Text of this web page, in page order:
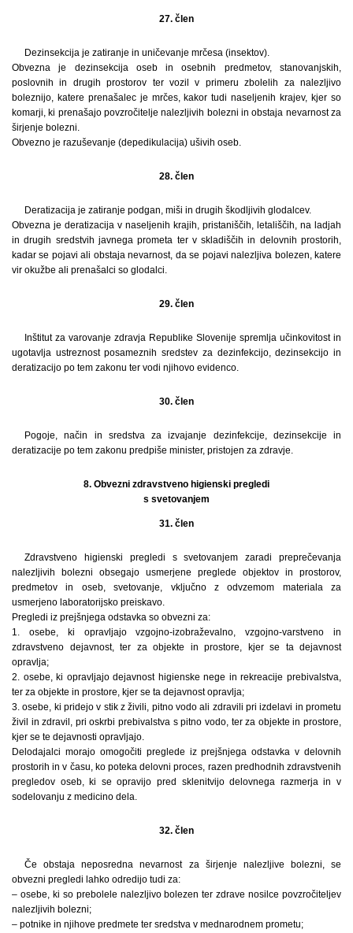
27. člen
Dezinsekcija je zatiranje in uničevanje mrčesa (insektov).
Obvezna je dezinsekcija oseb in osebnih predmetov, stanovanjskih,
poslovnih in drugih prostorov ter vozil v primeru zbolelih za nalezljivo
boleznijo, katere prenašalec je mrčes, kakor tudi naseljenih krajev, kjer so
komarji, ki prenašajo povzročitelje nalezljivih bolezni in obstaja nevarnost za
širjenje bolezni.
Obvezno je razuševanje (depedikulacija) ušivih oseb.
28. člen
Deratizacija je zatiranje podgan, miši in drugih škodljivih glodalcev.
Obvezna je deratizacija v naseljenih krajih, pristaniščih, letališčih, na ladjah
in drugih sredstvih javnega prometa ter v skladiščih in delovnih prostorih,
kadar se pojavi ali obstaja nevarnost, da se pojavi nalezljiva bolezen, katere
vir okužbe ali prenašalci so glodalci.
29. člen
Inštitut za varovanje zdravja Republike Slovenije spremlja učinkovitost in
ugotavlja ustreznost posameznih sredstev za dezinfekcijo, dezinsekcijo in
deratizacijo po tem zakonu ter vodi njihovo evidenco.
30. člen
Pogoje, način in sredstva za izvajanje dezinfekcije, dezinsekcije in
deratizacije po tem zakonu predpiše minister, pristojen za zdravje.
8. Obvezni zdravstveno higienski pregledi
s svetovanjem
31. člen
Zdravstveno higienski pregledi s svetovanjem zaradi preprečevanja
nalezljivih bolezni obsegajo usmerjene preglede objektov in prostorov,
predmetov in oseb, svetovanje, vključno z odvzemom materiala za
usmerjeno laboratorijsko preiskavo.
Pregledi iz prejšnjega odstavka so obvezni za:
1. osebe, ki opravljajo vzgojno-izobraževalno, vzgojno-varstveno in
zdravstveno dejavnost, ter za objekte in prostore, kjer se ta dejavnost
opravlja;
2. osebe, ki opravljajo dejavnost higienske nege in rekreacije prebivalstva,
ter za objekte in prostore, kjer se ta dejavnost opravlja;
3. osebe, ki pridejo v stik z živili, pitno vodo ali zdravili pri izdelavi in prometu
živil in zdravil, pri oskrbi prebivalstva s pitno vodo, ter za objekte in prostore,
kjer se te dejavnosti opravljajo.
Delodajalci morajo omogočiti preglede iz prejšnjega odstavka v delovnih
prostorih in v času, ko poteka delovni proces, razen predhodnih zdravstvenih
pregledov oseb, ki se opravijo pred sklenitvijo delovnega razmerja in v
sodelovanju z medicino dela.
32. člen
Če obstaja neposredna nevarnost za širjenje nalezljive bolezni, se
obvezni pregledi lahko odredijo tudi za:
– osebe, ki so prebolele nalezljivo bolezen ter zdrave nosilce povzročiteljev
nalezljivih bolezni;
– potnike in njihove predmete ter sredstva v mednarodnem prometu;